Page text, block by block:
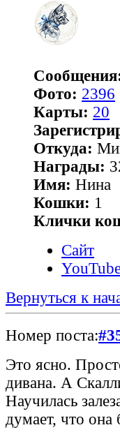
Фото: 2396
Карты: 20
Откуда:
Награды:
Имя: Нина
Кошки: 1
Клички
Сайт
Вернуться к
Номер поста:
Это ясно.
дивана. А
Научилась
думает, что она